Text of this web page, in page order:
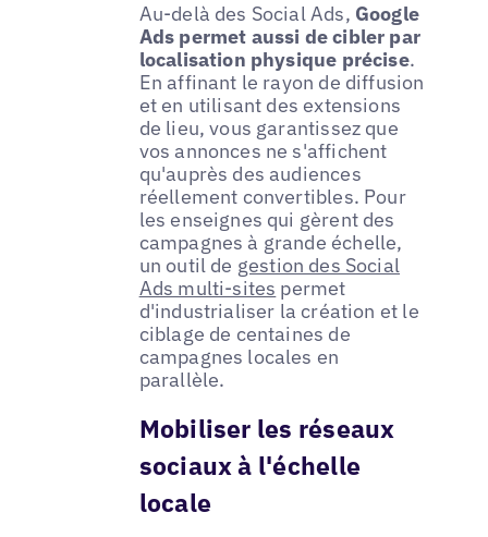
Au-delà des Social Ads, Google
Ads permet aussi de cibler par
localisation physique précise.
En affinant le rayon de diffusion
et en utilisant des extensions
de lieu, vous garantissez que
vos annonces ne s'affichent
qu'auprès des audiences
réellement convertibles. Pour
les enseignes qui gèrent des
campagnes à grande échelle,
un outil de gestion des Social
Ads multi-sites permet
d'industrialiser la création et le
ciblage de centaines de
campagnes locales en
parallèle.
Mobiliser les réseaux
sociaux à l'échelle
locale